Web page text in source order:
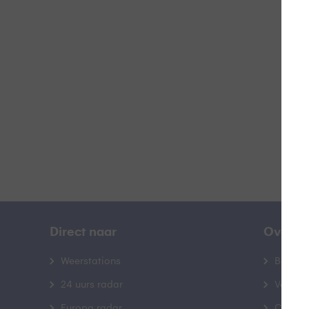
Direct naar
Weerstations
24 uurs radar
Over